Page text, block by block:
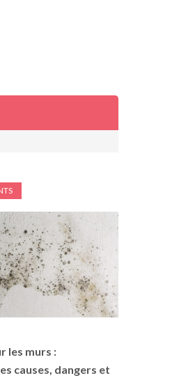
les murs :
causes, dangers et